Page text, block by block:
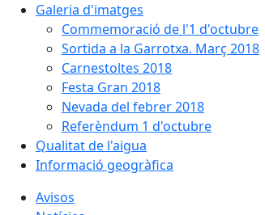
Galeria d'imatges
Commemoració de l'1 d'octubre
Sortida a la Garrotxa. Març 2018
Carnestoltes 2018
Festa Gran 2018
Nevada del febrer 2018
Referèndum 1 d'octubre
Qualitat de l'aigua
Informació geogràfica
Avisos